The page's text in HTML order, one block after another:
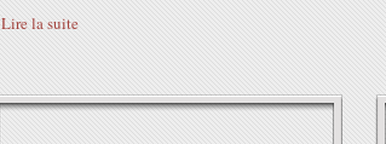
Lire la suite